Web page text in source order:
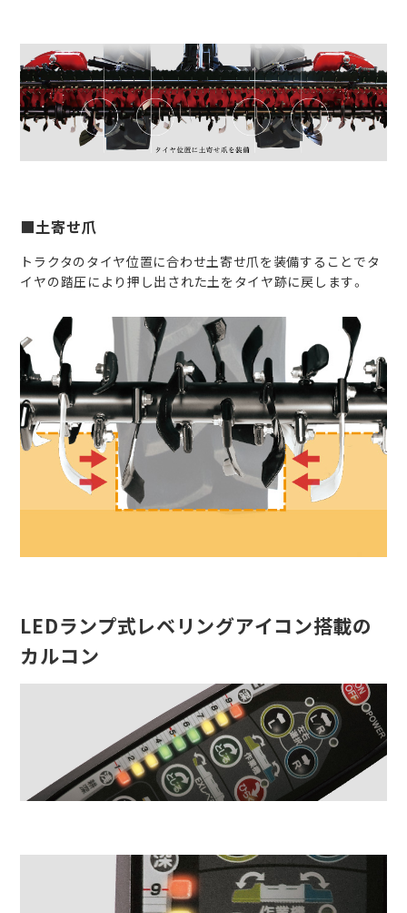
■土寄せ爪
トラクタのタイヤ位置に合わせ土寄せ爪を装備することでタ
イヤの踏圧により押し出された土をタイヤ跡に戻します。
LEDランプ式レベリングアイコン搭載の
カルコン